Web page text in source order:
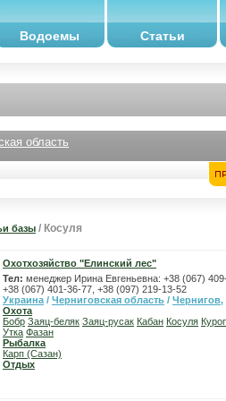
Водоемы Статьи
область
базы / Косуля
Охотхозяйство "Елинский лес"
Тел: менеджер Ирина Евгеньевна: +38 (067)
+38 (067) 401-36-77, +38 (097) 219-13-52
Украина / Черниговская область / Чернигов,
Охота
Бобр Заяц-беляк Заяц-русак Кабан Косуля
Утка Фазан
Рыбалка
Карп (Сазан)
Отдых